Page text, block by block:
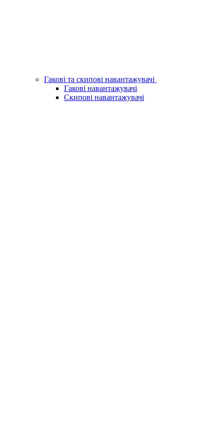
Гакові та скипові навантажувачі
Гакові навантажувачі
Скипові навантажувачі